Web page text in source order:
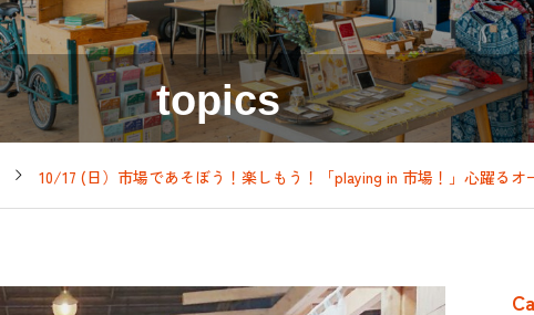
topics
10/17 (日）市場であそぼう！楽しもう！「playing in 市場！」心躍るオ